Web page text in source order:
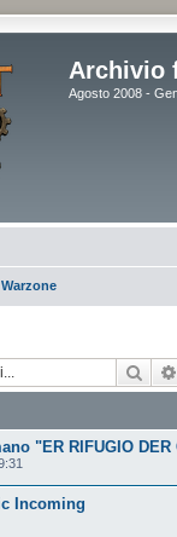
Archivio
Agosto 2008 -
Cerca
"ER RIFUGIO DER
Incoming